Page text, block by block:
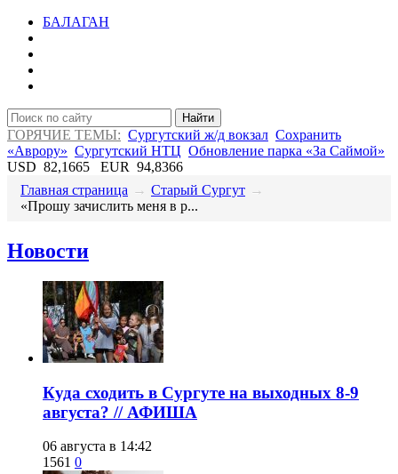
БАЛАГАН
Найти
ГОРЯЧИЕ ТЕМЫ: Сургутский ж/д вокзал Сохранить
«Аврору» Сургутский НТЦ Обновление парка «За Саймой»
USD 82,1665 EUR 94,8366
Главная страница → Старый Сургут →
​«Прошу зачислить меня в р...
Новости
​Куда сходить в Сургуте на выходных 8-9
августа? // АФИША
06 августа в 14:42
1561 0